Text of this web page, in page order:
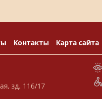
Контакты Карта сайта
зд. 116/17